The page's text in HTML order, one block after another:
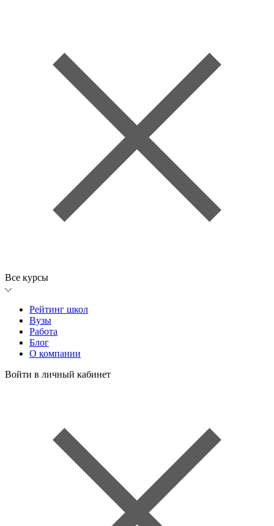
Все курсы
Рейтинг школ
Вузы
Работа
Блог
О компании
Войти в личный кабинет